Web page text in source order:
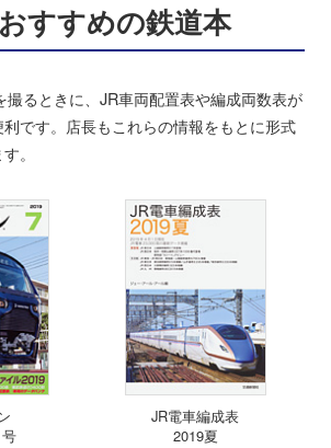
すすめの鉄道本
撮るときに、JR車両配置表や編成両数表が
です。店長もこれらの情報をもとに形式
。
JR電車編成表
2019夏